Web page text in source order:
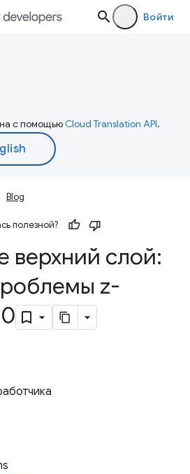
Войти
с помощьюCloud Translation API.
Blog
полезной?
верхний слой:
z-